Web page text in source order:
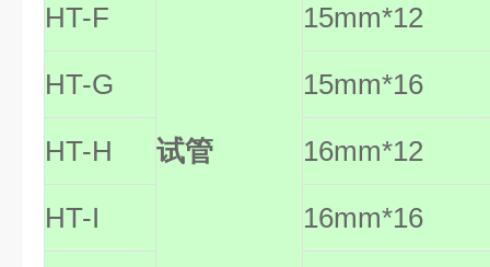
试管
HT-F 15mm*12
HT-G 15mm*16
HT-H 16mm*12
HT-I 16mm*16